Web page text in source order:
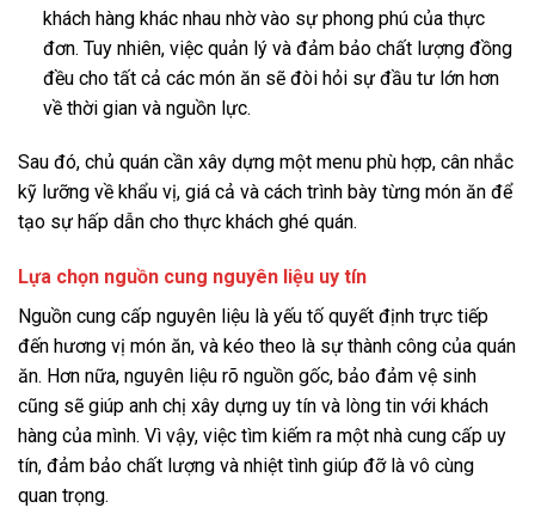
khách hàng khác nhau nhờ vào sự phong phú của thực
đơn. Tuy nhiên, việc quản lý và đảm bảo chất lượng đồng
đều cho tất cả các món ăn sẽ đòi hỏi sự đầu tư lớn hơn
về thời gian và nguồn lực.
Sau đó, chủ quán cần xây dựng một menu phù hợp, cân nhắc
kỹ lưỡng về khẩu vị, giá cả và cách trình bày từng món ăn để
tạo sự hấp dẫn cho thực khách ghé quán.
Lựa chọn nguồn cung nguyên liệu uy tín
Nguồn cung cấp nguyên liệu là yếu tố quyết định trực tiếp
đến hương vị món ăn, và kéo theo là sự thành công của quán
ăn. Hơn nữa, nguyên liệu rõ nguồn gốc, bảo đảm vệ sinh
cũng sẽ giúp anh chị xây dựng uy tín và lòng tin với khách
hàng của mình. Vì vậy, việc tìm kiếm ra một nhà cung cấp uy
tín, đảm bảo chất lượng và nhiệt tình giúp đỡ là vô cùng
quan trọng.